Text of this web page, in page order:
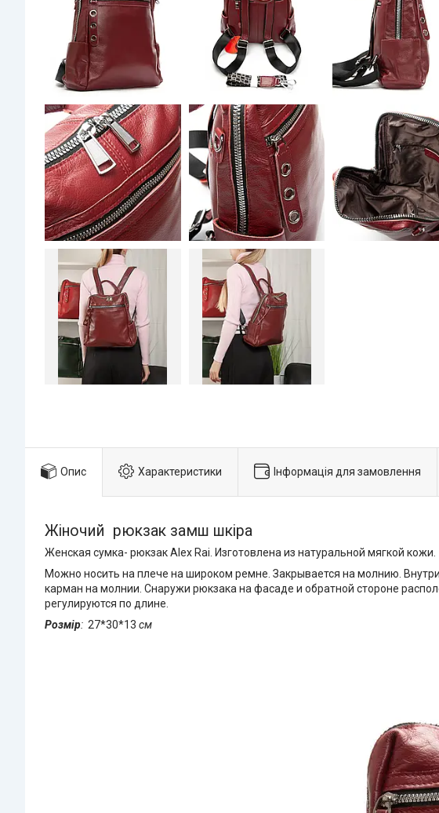
Опис Характеристики Інформація для замовлення
Жіночий рюкзак замш шкіра
Женская сумка- рюкзак Alex Rai. Изготовлена из натуральной мягкой кожи.
Можно носить на плече на широком ремне. Закрывается на молнию.
карман на молнии. Снаружи рюкзака на фасаде и обратной стороне
регулируются по длине.
Розмір: 27*30*13 см